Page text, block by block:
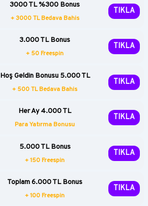
3000 TL %300 Bonus
+ 3000 TL Bedava Bahis
TIKLA
3.000 TL Bonus
+ 50 Freespin
TIKLA
Hoş Geldin Bonusu 5.000 TL
+ 500 TL Bedava Bahis
TIKLA
Her Ay 4.000 TL
Para Yatırma Bonusu
TIKLA
5.000 TL Bonus
+ 150 Freespin
TIKLA
Toplam 6.000 TL Bonus
+ 100 Freespin
TIKLA